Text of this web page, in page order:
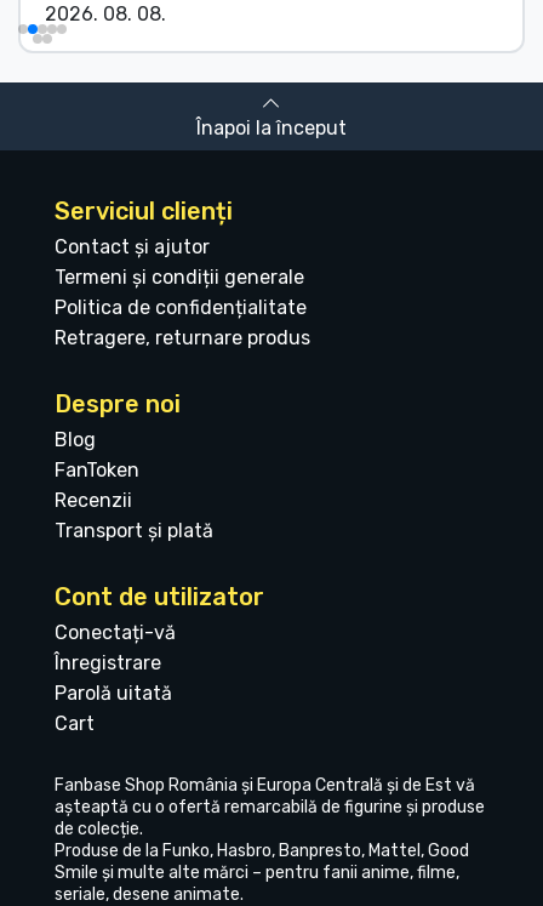
2026. 08. 08.
Înapoi la început
Serviciul clienți
Contact și ajutor
Termeni și condiții generale
Politica de confidențialitate
Retragere, returnare produs
Despre noi
Blog
FanToken
Recenzii
Transport și plată
Cont de utilizator
Conectați-vă
Înregistrare
Parolă uitată
Cart
Fanbase Shop România și Europa Centrală și de Est vă
așteaptă cu o ofertă remarcabilă de figurine și produse
de colecție.
Produse de la Funko, Hasbro, Banpresto, Mattel, Good
Smile și multe alte mărci – pentru fanii anime, filme,
seriale, desene animate.